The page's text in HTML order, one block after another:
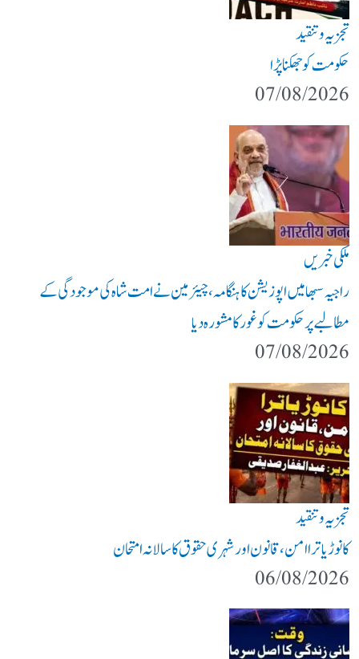
تجزیہ و تنقید
حکومت کو جھکنا پڑا
07/08/2026
ملکی خبریں
راجیہ سبھا میں اپوزیشن کا ہنگامہ، چیئرمین نے امت شاہ کی موجودگی کے
مطالبے پر حکومت کو غور کا مشورہ دیا
07/08/2026
تجزیہ و تنقید
کانوڑ یاترا امن،قانون اور شہری حقوق کا سالانہ امتحان
06/08/2026